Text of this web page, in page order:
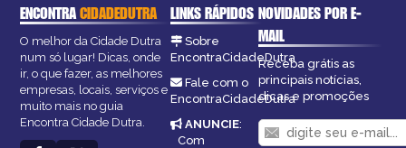
ENCONTRACIDADEDUTRA
O melhor da Cidade Dutra
num só lugar! Dicas, onde
ir, o que fazer, as melhores
empresas, locais, serviços e
muito mais no guia
Encontra Cidade Dutra.
LINKS RÁPIDOS
Sobre
EncontraCidadeDutra
Fale com o
EncontraCidadeDutra
ANUNCIE:
Com
NOVIDADES POR E-
MAIL
Receba grátis as
principais notícias,
dicas e promoções